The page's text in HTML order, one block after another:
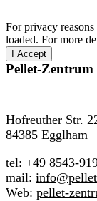
For privacy
loaded. For more
I Accept
Pellet-Zentrum
Hofreuther Str.
84385 Egglham
tel: +49 8543-
mail:
Web: pellet-